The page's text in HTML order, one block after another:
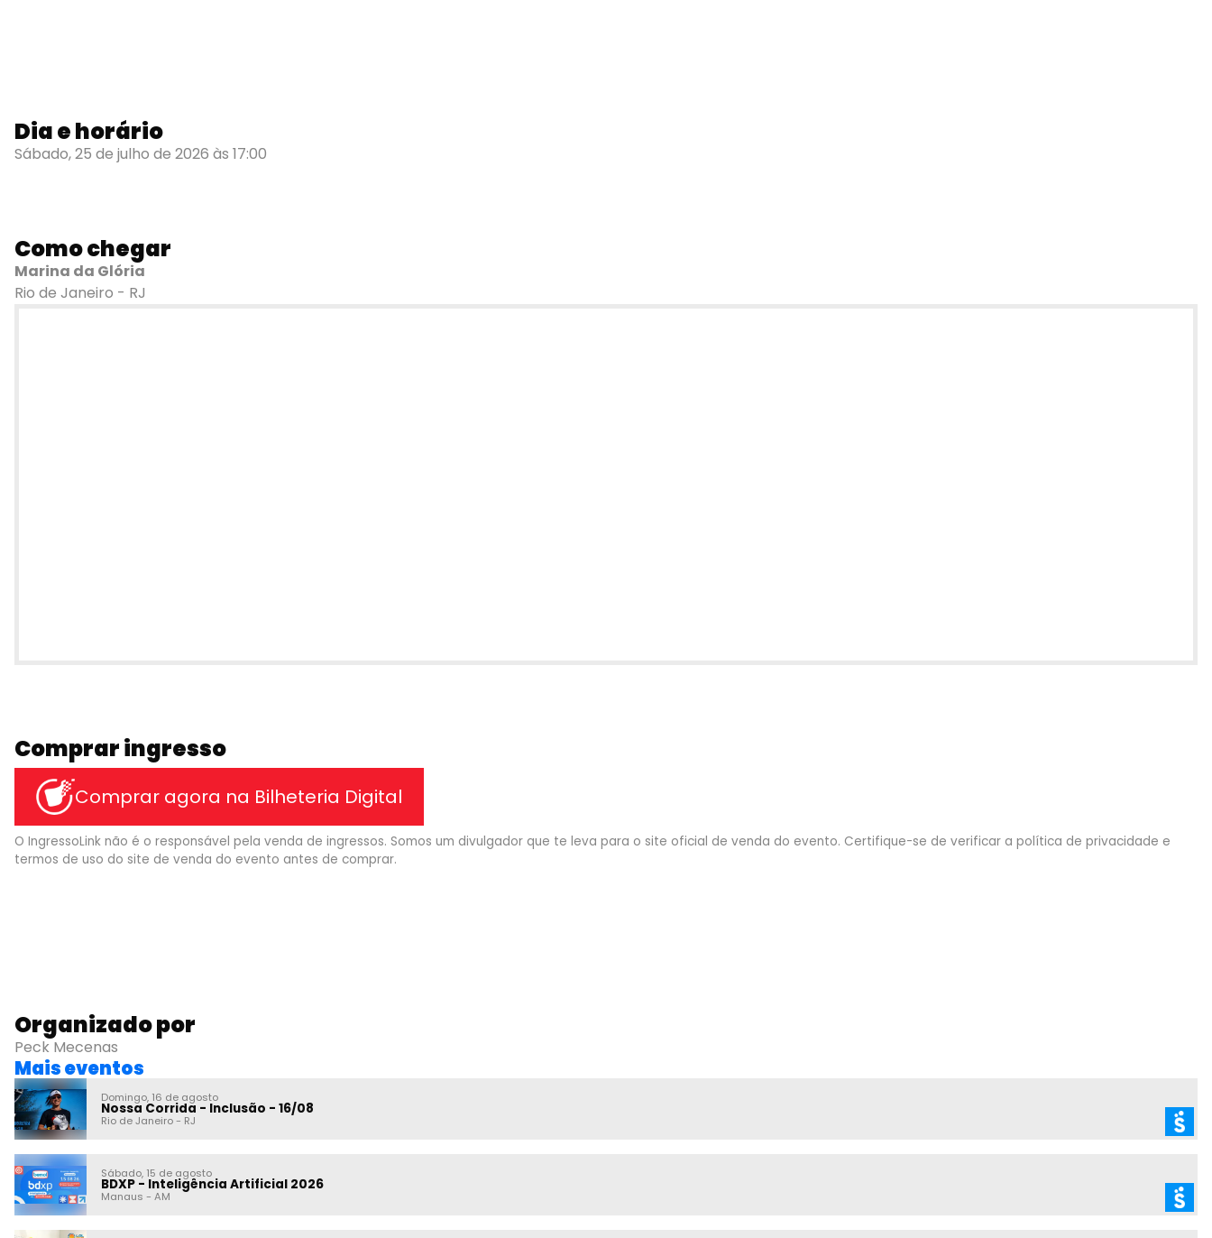
Dia e horário
Sábado, 25 de julho de 2026 às 17:00
Como chegar
Marina da Glória
Rio de Janeiro - RJ
Comprar ingresso
Comprar agora na Bilheteria Digital
O IngressoLink não é o responsável pela venda de ingressos. Somos um divulgador que te leva para o site oficial de venda do evento. Certifique-se de verificar a política de privacidade e
termos de uso do site de venda do evento antes de comprar.
Organizado por
Peck Mecenas
Mais eventos
Domingo, 16 de agosto
Nossa Corrida - Inclusão - 16/08
Rio de Janeiro- RJ
Sábado, 15 de agosto
BDXP - Inteligência Artificial 2026
Manaus - AM